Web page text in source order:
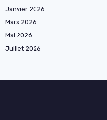
Janvier 2026
Mars 2026
Mai 2026
Juillet 2026